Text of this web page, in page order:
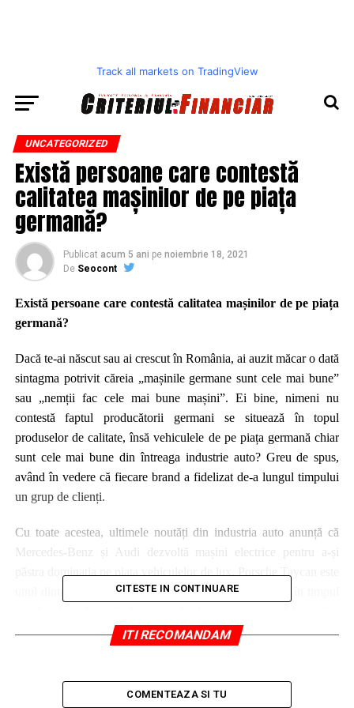
Track all markets on TradingView
UNCATEGORIZED
Există persoane care contestă
calitatea mașinilor de pe piața
germană?
Publicat acum 5 ani pe noiembrie 18, 2021
De Seocont
Există persoane care contestă calitatea mașinilor de pe piața
germană?
Dacă te-ai născut sau ai crescut în România, ai auzit măcar o dată
sintagma potrivit căreia „mașinile germane sunt cele mai bune”
sau „nemții fac cele mai bune mașini”. Ei bine, nimeni nu
contestă faptul producătorii germani se situează în topul
produselor de calitate, însă vehiculele de pe piața germană chiar
sunt cele mai bune din întreaga industrie auto? Greu de spus,
având în vedere că fiecare brand a fidelizat de-a lungul timpului
un grup de clienți.
Cu toate acestea, ultimele noutăți din industria auto anunță că
Mercedes-Benz și Audi dezvoltă mașini electrice pentru a-și
unul dintre modelele care au încețoșat privirile multora în timpul
dată supremația inginerilor germani chiar și atunci când vine
care acaparează întreg continentul, producătorii germani de
CITESTE IN CONTINUARE
ITI RECOMANDAM
COMENTEAZA SI TU